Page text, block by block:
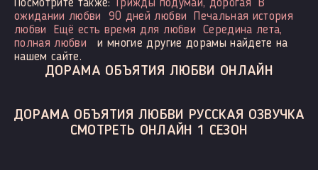
Посмотрите также: Трижды подумай, дорогая
В
ожидании любви
90 дней любви
Печальная история
любви
Ещё есть время для любви
Середина лета,
полная любви
и многие другие дорамы найдете на
нашем сайте.
ДОРАМА ОБЪЯТИЯ ЛЮБВИ ОНЛАЙН
ДОРАМА ОБЪЯТИЯ ЛЮБВИ РУССКАЯ ОЗВУЧКА
СМОТРЕТЬ ОНЛАЙН 1 СЕЗОН